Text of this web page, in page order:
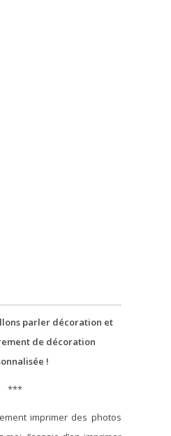
parler décoration et
de décoration
!
***
imprimer des photos